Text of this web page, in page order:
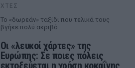
ΧΤΕΣ
Το «δωρεάν» ταξίδι που τελικά τους
βγήκε πολύ ακριβό
Οι «λευκοί χάρτες» της
Ευρώπης: Σε ποιες πόλεις
εκτοξεύεται η χρήση κοκαΐνης